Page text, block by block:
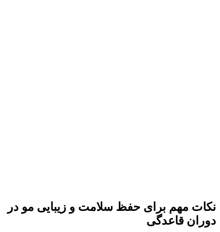
نکات مهم برای حفظ سلامت و زیبایی مو در
دوران قاعدگی